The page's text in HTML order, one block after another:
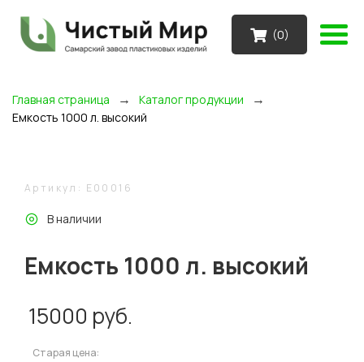
(0)
Главная страница → Каталог продукции →
Емкость 1000 л. высокий
Артикул: E00016
В наличии
Емкость 1000 л. высокий
15000 руб.
Старая цена: